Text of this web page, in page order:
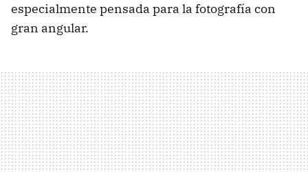
especialmente pensada para la fotografía con
gran angular.